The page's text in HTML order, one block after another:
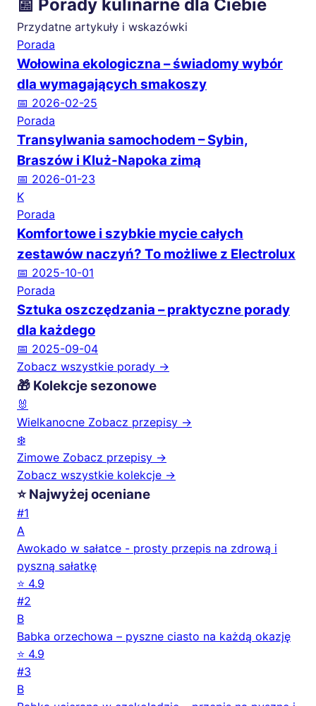
📰 Porady kulinarne dla Ciebie
Przydatne artykuły i wskazówki
Porada
Wołowina ekologiczna – świadomy wybór
dla wymagających smakoszy
📅 2026-02-25
Porada
Transylwania samochodem – Sybin,
Braszów i Kluż-Napoka zimą
📅 2026-01-23
K
Porada
Komfortowe i szybkie mycie całych
zestawów naczyń? To możliwe z Electrolux
📅 2025-10-01
Porada
Sztuka oszczędzania – praktyczne porady
dla każdego
📅 2025-09-04
Zobacz wszystkie porady →
🎁 Kolekcje sezonowe
🐰
Wielkanocne Zobacz przepisy →
❄️
Zimowe Zobacz przepisy →
Zobacz wszystkie kolekcje →
⭐ Najwyżej oceniane
#1
A
Awokado w sałatce - prosty przepis na zdrową i
pyszną sałatkę
⭐ 4.9
#2
B
Babka orzechowa – pyszne ciasto na każdą okazję
⭐ 4.9
#3
B